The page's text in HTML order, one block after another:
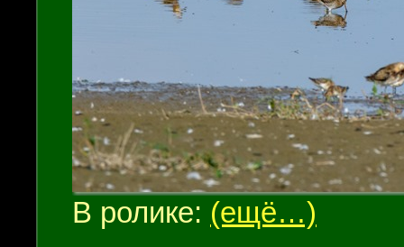
В ролике: (ещё…)